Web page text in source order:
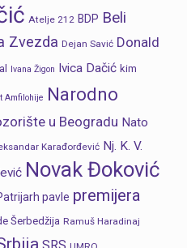
Atelje 212 BDP Beli
Zvezda Dejan Savić Donald
Ivana Žigon Ivica Dačić kim
Amfilohije Narodno
u Beogradu Nato
Karađorđević Nj. K. V.
Novak Đoković
pavle premijera
Šerbedžija Ramuš Haradinaj